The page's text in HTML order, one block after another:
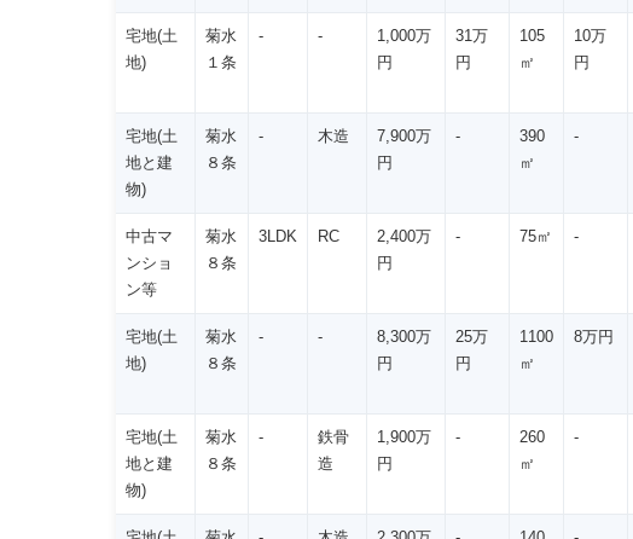
宅地(土
地)
菊水
１条
- -
1,000万
円
31万
円
105
㎡
10万
円
宅地(土
地と建
物)
菊水
８条
- 木造
7,900万
円
-
390
㎡
-
中古マ
ンショ
ン等
菊水
８条
3LDK RC
2,400万
円
- 75㎡ -
宅地(土
地)
菊水
８条
- -
8,300万
円
25万
円
1100
㎡
8万円
宅地(土
地と建
物)
菊水
８条
-
鉄骨
造
1,900万
円
-
260
㎡
-